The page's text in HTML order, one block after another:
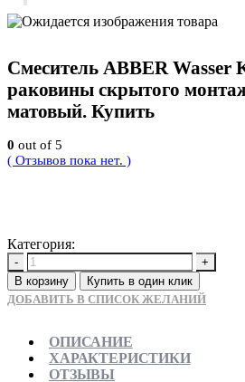
Смеситель ABBER Wasser
раковины скрытого
матовый. Купить
0 out of 5
( Отзывов пока нет. )
Категория:
-
+
В корзину
Купить в один клик
ДОБАВИТЬ В СПИСОК ЖЕЛАНИЙ
ОПИСАНИЕ
ХАРАКТЕРИСТИКИ
ОТЗЫВЫ